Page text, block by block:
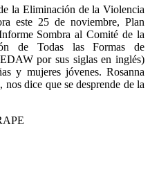
la Eliminación de la Violencia
este 25 de noviembre, Plan
Sombra al Comité de la
de Todas las Formas de
por sus siglas en inglés)
y mujeres jóvenes. Rosanna
dice que se desprende de la